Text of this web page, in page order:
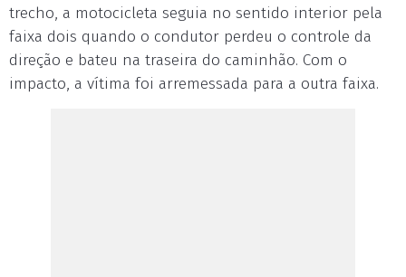
trecho, a motocicleta seguia no sentido interior pela
faixa dois quando o condutor perdeu o controle da
direção e bateu na traseira do caminhão. Com o
impacto, a vítima foi arremessada para a outra faixa.